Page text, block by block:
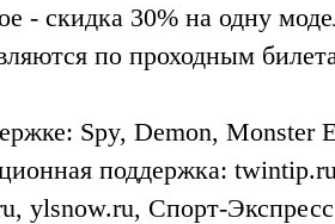
- скидка 30% на одну
по проходным
Spy, Demon, Monster
поддержка:
ylsnow.ru, Спорт-